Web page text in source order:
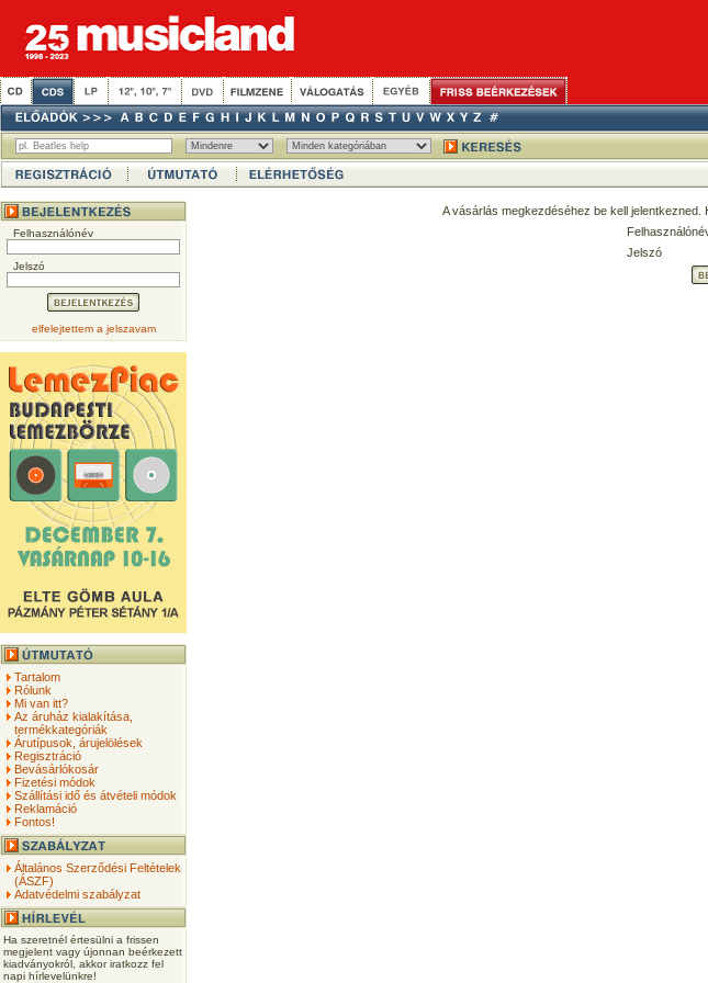
Felhasználónév
Jelszó
elfelejtettem a jelszavam
Tartalom
Rólunk
Mi van itt?
Az áruház kialakítása,
termékkategóriák
Árutípusok, árujelölések
Regisztráció
Bevásárlókosár
Fizetési módok
Szállítási idő és átvételi módok
Reklamáció
Fontos!
Általános Szerződési Feltételek
(ÁSZF)
Adatvédelmi szabályzat
Ha szeretnél értesülni a frissen
megjelent vagy újonnan beérkezett
kiadványokról, akkor iratkozz fel
napi hírlevelünkre!
A vásárlás megkezdéséhez be kell
Jelszó